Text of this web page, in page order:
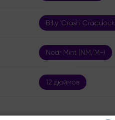
Billy 'Crash' Craddock
Near Mint (NM/M-)
12 дюймов